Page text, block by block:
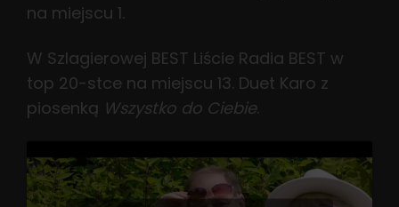
na miejscu 1.
W Szlagierowej BEST Liście Radia BEST w
top 20-stce na miejscu 13. Duet Karo z
piosenką Wszystko do Ciebie.